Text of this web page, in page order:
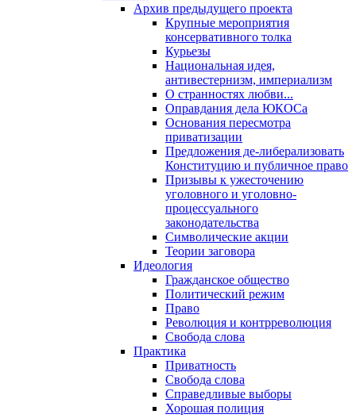
Архив предыдущего проекта
Крупные мероприятия
консервативного толка
Курьезы
Национальная идея,
антивестернизм, империализм
О странностях любви...
Оправдания дела ЮКОСа
Основания пересмотра
приватизации
Предложения де-либерализовать
Конституцию и публичное право
Призывы к ужесточению
уголовного и уголовно-
процессуального
законодательства
Символические акции
Теории заговора
Идеология
Гражданское общество
Политический режим
Право
Революция и контрреволюция
Свобода слова
Практика
Приватность
Свобода слова
Справедливые выборы
Хорошая полиция